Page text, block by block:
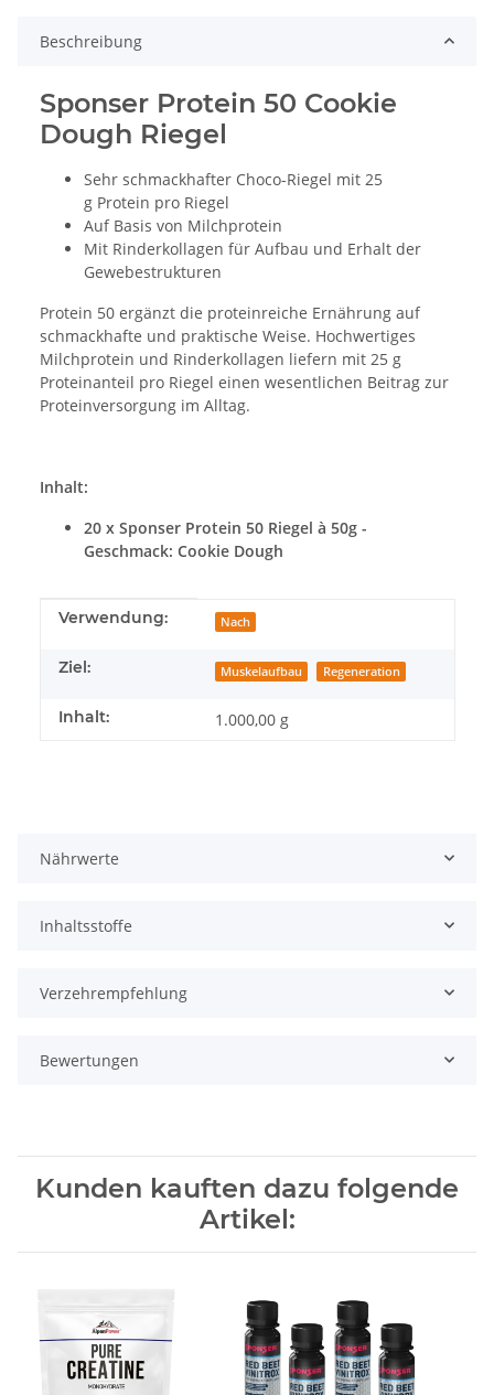
Beschreibung
Sponser Protein 50 Cookie
Dough Riegel
Sehr schmackhafter Choco-Riegel mit 25
g Protein pro Riegel
Auf Basis von Milchprotein
Mit Rinderkollagen für Aufbau und Erhalt der
Gewebestrukturen
Protein 50 ergänzt die proteinreiche Ernährung auf
schmackhafte und praktische Weise. Hochwertiges
Milchprotein und Rinderkollagen liefern mit 25 g
Proteinanteil pro Riegel einen wesentlichen Beitrag zur
Proteinversorgung im Alltag.
Inhalt:
20 x Sponser Protein 50 Riegel à 50g -
Geschmack: Cookie Dough
Produkteigenschaft
Wert
Verwendung: Nach
Ziel: Muskelaufbau Regeneration
Inhalt: 1.000,00 g
Nährwerte
Inhaltsstoffe
Verzehrempfehlung
Bewertungen
Kunden kauften dazu folgende
Artikel: